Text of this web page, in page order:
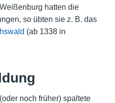
hatten die
so übten sie z. B. das
(ab 1338 in
noch früher) spaltete